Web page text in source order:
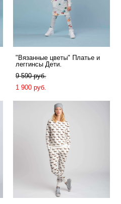
"Вязанные цветы" Платье и
леггинсы Дети.
9 590 pуб.
1 900 pуб.